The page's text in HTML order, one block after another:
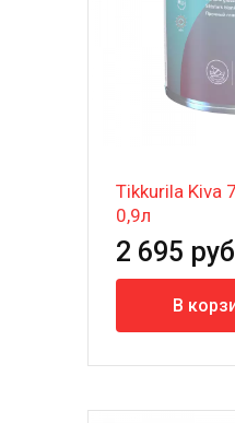
Tikkurila Kiva
0,9л
2 695
В